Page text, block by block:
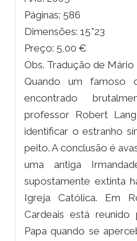
Páginas: 586
Dimensões: 15*23
Preço: 5,00 €
Obs. Tradução de Mário
Quando um famoso
encontrado
professor Robert
identificar o estranho
peito. A conclusão é
uma antiga
supostamente extinta
Igreja Católica. Em
Cardeais está
Papa quando se